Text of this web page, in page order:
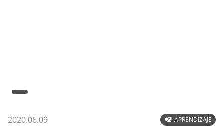
2020.06.09 APRENDIZAJE